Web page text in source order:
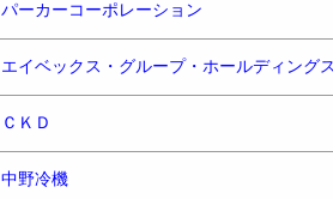
パーカーコーポレーション
エイベックス・グループ・ホールディング
ＣＫＤ
中野冷機